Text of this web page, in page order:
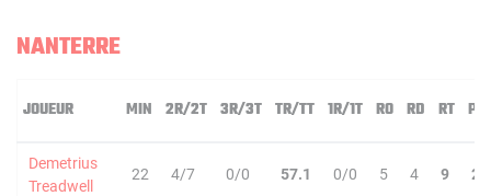
NANTERRE
JOUEUR MIN 2R/2T 3R/3T TR/TT 1R/1T RO RD RT PD
Demetrius
Treadwell
22 4/7 0/0 57.1 0/0 5 4 9 2